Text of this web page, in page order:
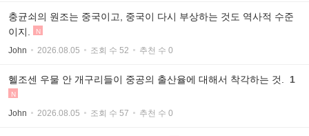
충균쇠의 원조는 중국이고, 중국이 다시 부상하는 것도 역사적 수준
이지.
N
John 2026.08.05 조회 수 52 추천 수 0
헬조센 우물 안 개구리들이 중공의 출산율에 대해서 착각하는 것. 1
N
John 2026.08.05 조회 수 57 추천 수 0